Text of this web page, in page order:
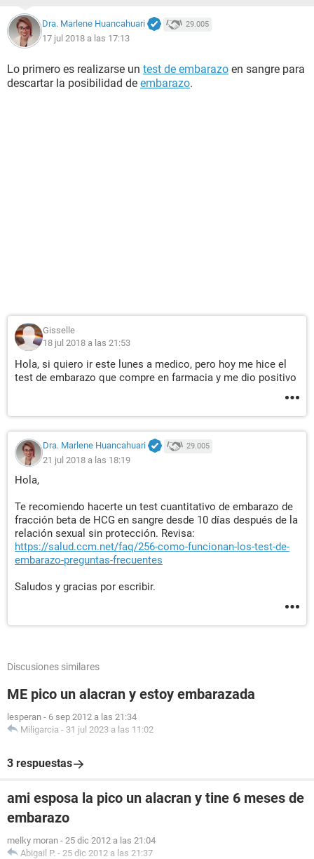
Dra. Marlene Huancahuari 29.005
17 jul 2018 a las 17:13
Lo primero es realizarse un test de embarazo en sangre para
descartar la posibilidad de embarazo.
Gisselle
18 jul 2018 a las 21:53
Hola, si quiero ir este lunes a medico, pero hoy me hice el
test de embarazo que compre en farmacia y me dio positivo
Dra. Marlene Huancahuari 29.005
21 jul 2018 a las 18:19
Hola,
Te recomiendo hacerte un test cuantitativo de embarazo de
fracción beta de HCG en sangre desde 10 días después de la
relación sexual sin protección. Revisa:
https://salud.ccm.net/faq/256-como-funcionan-los-test-de-
embarazo-preguntas-frecuentes
Saludos y gracias por escribir.
Discusiones similares
ME pico un alacran y estoy embarazada
lesperan - 6 sep 2012 a las 21:34
Miligarcia - 31 jul 2023 a las 11:02
3 respuestas
ami esposa la pico un alacran y tine 6 meses de
embarazo
melky moran - 25 dic 2012 a las 21:04
Abigail P. - 25 dic 2012 a las 21:37